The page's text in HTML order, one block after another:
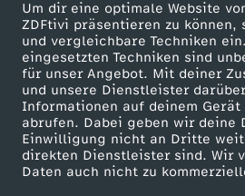
Um dir eine optimale Website
ZDFtivi präsentieren zu können,
und vergleichbare Techniken
eingesetzten Techniken sind
für unser Angebot. Mit deiner
und unsere Dienstleister
Informationen auf deinem
abrufen. Dabei geben wir deine
Einwilligung nicht an Dritte
direkten Dienstleister sind. Wir
Daten auch nicht zu
Mehr ZDF
ZDF-Apps
Smart TV
ZDFtext